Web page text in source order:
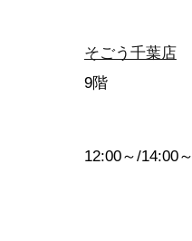
そごう千葉店
9階
12:00～/14:00～